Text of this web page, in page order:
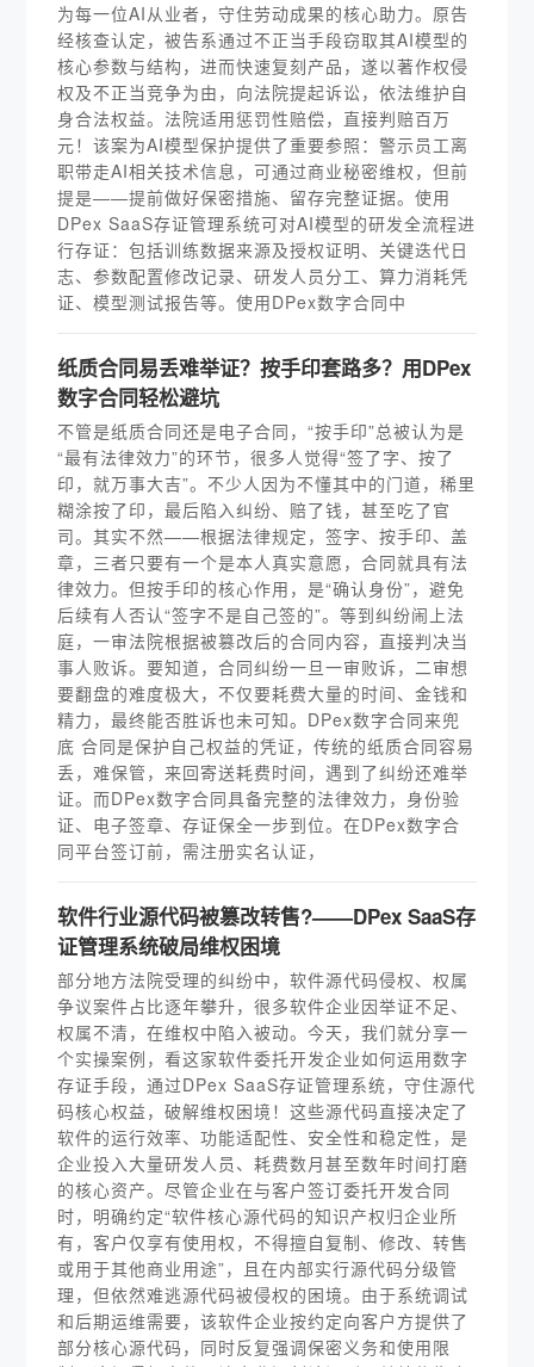
为每一位AI从业者，守住劳动成果的核心助力。原告
经核查认定，被告系通过不正当手段窃取其AI模型的
核心参数与结构，进而快速复刻产品，遂以著作权侵
权及不正当竞争为由，向法院提起诉讼，依法维护自
身合法权益。法院适用惩罚性赔偿，直接判赔百万
元！该案为AI模型保护提供了重要参照：警示员工离
职带走AI相关技术信息，可通过商业秘密维权，但前
提是——提前做好保密措施、留存完整证据。使用
DPex SaaS存证管理系统可对AI模型的研发全流程进
行存证：包括训练数据来源及授权证明、关键迭代日
志、参数配置修改记录、研发人员分工、算力消耗凭
证、模型测试报告等。使用DPex数字合同中
纸质合同易丢难举证？按手印套路多？用DPex
数字合同轻松避坑
不管是纸质合同还是电子合同，“按手印”总被认为是
“最有法律效力”的环节，很多人觉得“签了字、按了
印，就万事大吉”。不少人因为不懂其中的门道，稀里
糊涂按了印，最后陷入纠纷、赔了钱，甚至吃了官
司。其实不然——根据法律规定，签字、按手印、盖
章，三者只要有一个是本人真实意愿，合同就具有法
律效力。但按手印的核心作用，是“确认身份”，避免
后续有人否认“签字不是自己签的”。等到纠纷闹上法
庭，一审法院根据被篡改后的合同内容，直接判决当
事人败诉。要知道，合同纠纷一旦一审败诉，二审想
要翻盘的难度极大，不仅要耗费大量的时间、金钱和
精力，最终能否胜诉也未可知。DPex数字合同来兜
底 合同是保护自己权益的凭证，传统的纸质合同容易
丢，难保管，来回寄送耗费时间，遇到了纠纷还难举
证。而DPex数字合同具备完整的法律效力，身份验
证、电子签章、存证保全一步到位。在DPex数字合
同平台签订前，需注册实名认证，
软件行业源代码被篡改转售?——DPex SaaS存
证管理系统破局维权困境
部分地方法院受理的纠纷中，软件源代码侵权、权属
争议案件占比逐年攀升，很多软件企业因举证不足、
权属不清，在维权中陷入被动。今天，我们就分享一
个实操案例，看这家软件委托开发企业如何运用数字
存证手段，通过DPex SaaS存证管理系统，守住源代
码核心权益，破解维权困境！这些源代码直接决定了
软件的运行效率、功能适配性、安全性和稳定性，是
企业投入大量研发人员、耗费数月甚至数年时间打磨
的核心资产。尽管企业在与客户签订委托开发合同
时，明确约定“软件核心源代码的知识产权归企业所
有，客户仅享有使用权，不得擅自复制、修改、转售
或用于其他商业用途”，且在内部实行源代码分级管
理，但依然难逃源代码被侵权的困境。由于系统调试
和后期运维需要，该软件企业按约定向客户方提供了
部分核心源代码，同时反复强调保密义务和使用限